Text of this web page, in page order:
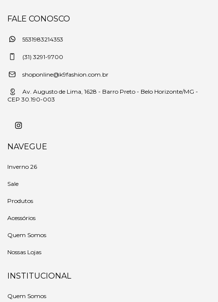
FALE CONOSCO
5531983214353
(31) 3291-9700
shoponline@k9fashion.com.br
Av. Augusto de Lima, 1628 - Barro Preto - Belo Horizonte/MG -
CEP 30.190-003
NAVEGUE
Inverno 26
Sale
Produtos
Acessórios
Quem Somos
Nossas Lojas
INSTITUCIONAL
Quem Somos